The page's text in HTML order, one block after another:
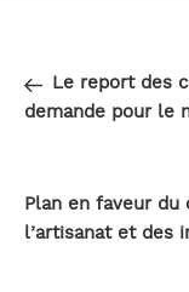
l’article
précédent
Le report des
demande pour le
suivant
Plan en faveur
l’artisanat et des